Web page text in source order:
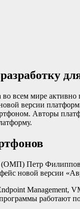
всем мире
версии
Авторы
Петр
новой версии
Management,
работают